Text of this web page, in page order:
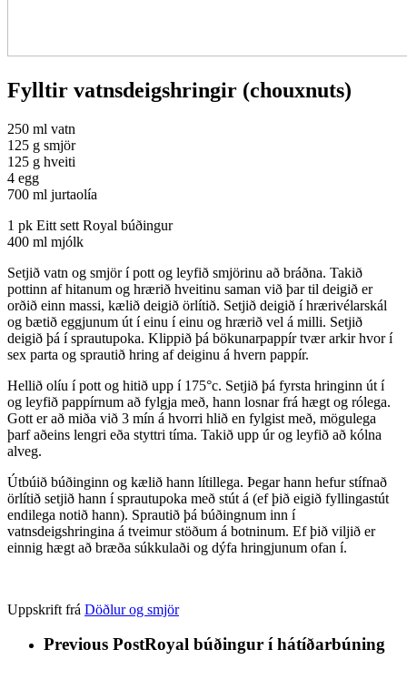
Fylltir vatnsdeigshringir (chouxnuts)
250 ml vatn
125 g smjör
125 g hveiti
4 egg
700 ml jurtaolía
1 pk Eitt sett Royal búðingur
400 ml mjólk
Setjið vatn og smjör í pott og leyfið smjörinu að bráðna. Takið
pottinn af hitanum og hrærið hveitinu saman við þar til deigið er
orðið einn massi, kælið deigið örlítið. Setjið deigið í hrærivélarskál
og bætið eggjunum út í einu í einu og hrærið vel á milli. Setjið
deigið þá í sprautupoka. Klippið þá bökunarpappír tvær arkir hvor í
sex parta og sprautið hring af deiginu á hvern pappír.
Hellið olíu í pott og hitið upp í 175°c. Setjið þá fyrsta hringinn út í
og leyfið pappírnum að fylgja með, hann losnar frá hægt og rólega.
Gott er að miða við 3 mín á hvorri hlið en fylgist með, mögulega
þarf aðeins lengri eða styttri tíma. Takið upp úr og leyfið að kólna
alveg.
Útbúið búðinginn og kælið hann lítillega. Þegar hann hefur stífnað
örlítið setjið hann í sprautupoka með stút á (ef þið eigið fyllingastút
endilega notið hann). Sprautið þá búðingnum inn í
vatnsdeigshringina á tveimur stöðum á botninum. Ef þið viljið er
einnig hægt að bræða súkkulaði og dýfa hringjunum ofan í.
Uppskrift frá Döðlur og smjör
Previous PostRoyal búðingur í hátíðarbúning